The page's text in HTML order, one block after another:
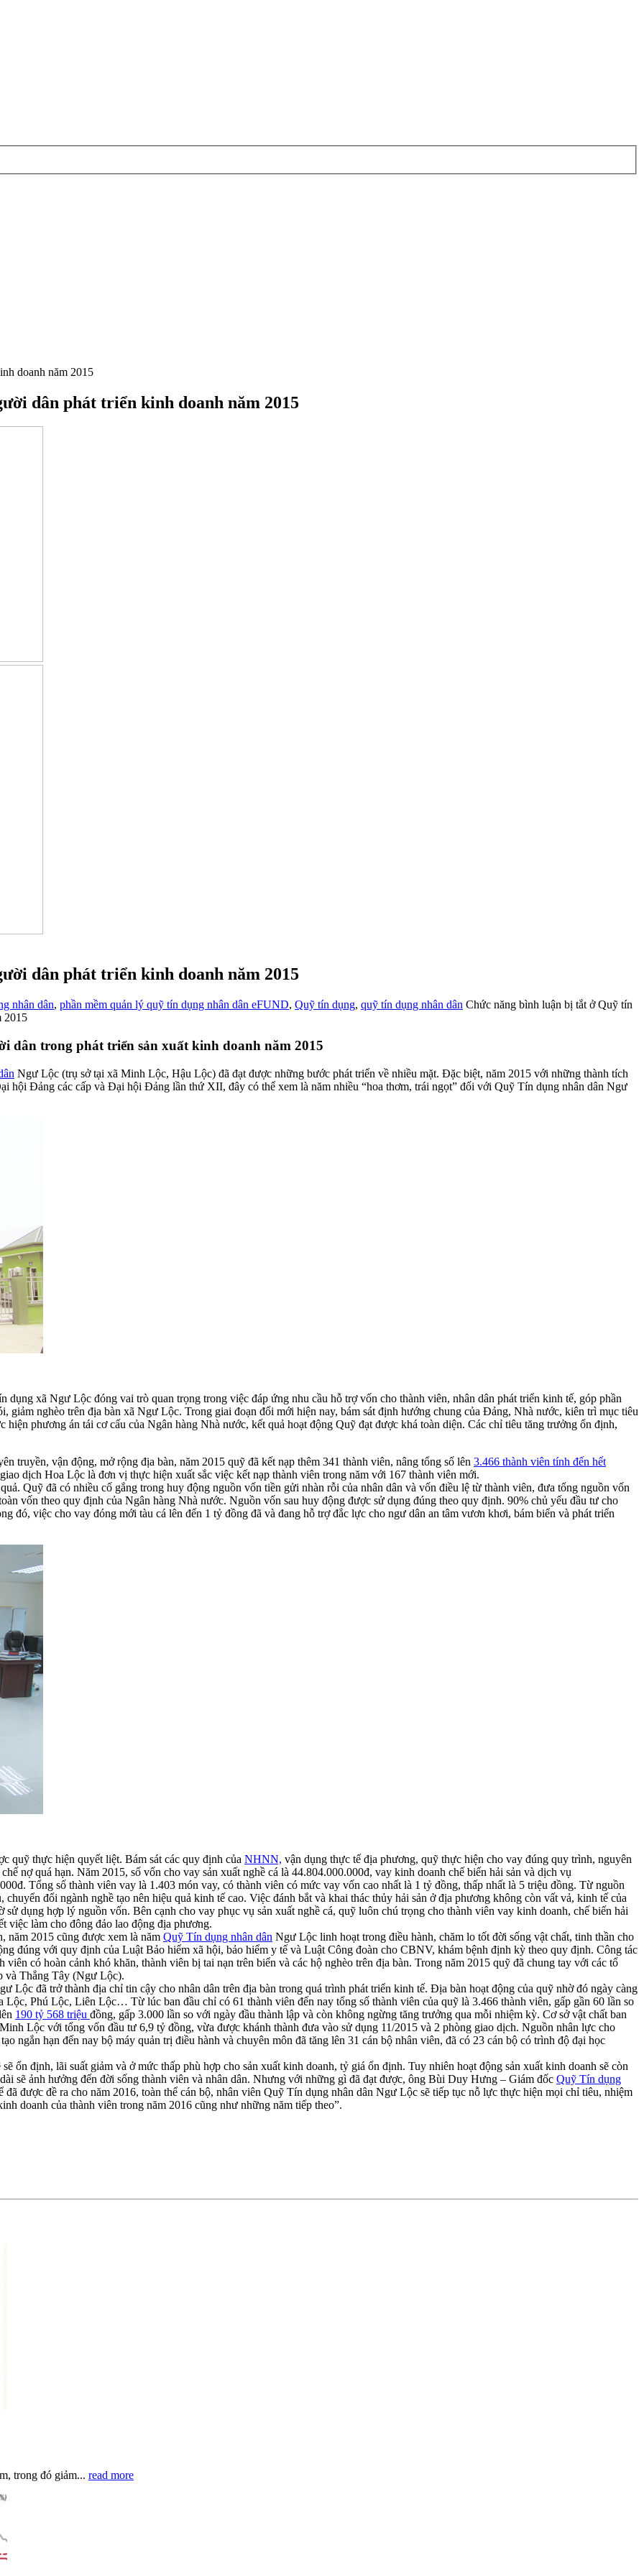
doanh năm 2015
dân phát triển kinh doanh năm 2015
dân phát triển kinh doanh năm 2015
nhân dân, phần mềm quản lý quỹ tín dụng nhân dân eFUND, Quỹ tín dụng, quỹ tín dụng nhân dân Chức năng bình luận bị tắt ở Quỹ tín
2015
dân trong phát triển sản xuất kinh doanh năm 2015
Ngư Lộc (trụ sở tại xã Minh Lộc, Hậu Lộc) đã đạt được những bước phát triển về nhiều mặt. Đặc biệt, năm 2015 với những thành tích
hội Đảng các cấp và Đại hội Đảng lần thứ XII, đây có thể xem là năm nhiều “hoa thơm, trái ngọt” đối với Quỹ Tín dụng nhân dân Ngư
xã Ngư Lộc đóng vai trò quan trọng trong việc đáp ứng nhu cầu hỗ trợ vốn cho thành viên, nhân dân phát triển kinh tế, góp phần
giảm nghèo trên địa bàn xã Ngư Lộc. Trong giai đoạn đổi mới hiện nay, bám sát định hướng chung của Đảng, Nhà nước, kiên trì mục tiêu
phương án tái cơ cấu của Ngân hàng Nhà nước, kết quả hoạt động Quỹ đạt được khá toàn diện. Các chỉ tiêu tăng trưởng ổn định,
truyền, vận động, mở rộng địa bàn, năm 2015 quỹ đã kết nạp thêm 341 thành viên, nâng tổng số lên 3.466 thành viên tính đến hết
dịch Hoa Lộc là đơn vị thực hiện xuất sắc việc kết nạp thành viên trong năm với 167 thành viên mới.
Quỹ đã có nhiều cố gắng trong huy động nguồn vốn tiền gửi nhàn rỗi của nhân dân và vốn điều lệ từ thành viên, đưa tổng nguồn vốn
vốn theo quy định của Ngân hàng Nhà nước. Nguồn vốn sau huy động được sử dụng đúng theo quy định. 90% chủ yếu đầu tư cho
đó, việc cho vay đóng mới tàu cá lên đến 1 tỷ đồng đã và đang hỗ trợ đắc lực cho ngư dân an tâm vươn khơi, bám biển và phát triển
quỹ thực hiện quyết liệt. Bám sát các quy định của NHNN, vận dụng thực tế địa phương, quỹ thực hiện cho vay đúng quy trình, nguyên
nợ quá hạn. Năm 2015, số vốn cho vay sản xuất nghề cá là 44.804.000.000đ, vay kinh doanh chế biến hải sản và dịch vụ
Tổng số thành viên vay là 1.403 món vay, có thành viên có mức vay vốn cao nhất là 1 tỷ đồng, thấp nhất là 5 triệu đồng. Từ nguồn
đổi ngành nghề tạo nên hiệu quả kinh tế cao. Việc đánh bắt và khai thác thủy hải sản ở địa phương không còn vất vả, kinh tế của
dụng hợp lý nguồn vốn. Bên cạnh cho vay phục vụ sản xuất nghề cá, quỹ luôn chú trọng cho thành viên vay kinh doanh, chế biến hải
việc làm cho đông đảo lao động địa phương.
năm 2015 cũng được xem là năm Quỹ Tín dụng nhân dân Ngư Lộc linh hoạt trong điều hành, chăm lo tốt đời sống vật chất, tinh thần cho
đúng với quy định của Luật Bảo hiểm xã hội, bảo hiểm y tế và Luật Công đoàn cho CBNV, khám bệnh định kỳ theo quy định. Công tác
có hoàn cảnh khó khăn, thành viên bị tai nạn trên biển và các hộ nghèo trên địa bàn. Trong năm 2015 quỹ đã chung tay với các tổ
và Thắng Tây (Ngư Lộc).
Lộc đã trở thành địa chỉ tin cậy cho nhân dân trên địa bàn trong quá trình phát triển kinh tế. Địa bàn hoạt động của quỹ nhờ đó ngày càng
Phú Lộc, Liên Lộc… Từ lúc ban đầu chỉ có 61 thành viên đến nay tổng số thành viên của quỹ là 3.466 thành viên, gấp gần 60 lần so
190 tỷ 568 triệu đồng, gấp 3.000 lần so với ngày đầu thành lập và còn không ngừng tăng trưởng qua mỗi nhiệm kỳ. Cơ sở vật chất ban
Lộc với tổng vốn đầu tư 6,9 tỷ đồng, vừa được khánh thành đưa vào sử dụng 11/2015 và 2 phòng giao dịch. Nguồn nhân lực cho
ngắn hạn đến nay bộ máy quản trị điều hành và chuyên môn đã tăng lên 31 cán bộ nhân viên, đã có 23 cán bộ có trình độ đại học
ổn định, lãi suất giảm và ở mức thấp phù hợp cho sản xuất kinh doanh, tỷ giá ổn định. Tuy nhiên hoạt động sản xuất kinh doanh sẽ còn
sẽ ảnh hưởng đến đời sống thành viên và nhân dân. Nhưng với những gì đã đạt được, ông Bùi Duy Hưng – Giám đốc Quỹ Tín dụng
được đề ra cho năm 2016, toàn thể cán bộ, nhân viên Quỹ Tín dụng nhân dân Ngư Lộc sẽ tiếp tục nỗ lực thực hiện mọi chỉ tiêu, nhiệm
doanh của thành viên trong năm 2016 cũng như những năm tiếp theo”.
trong đó giảm... read more